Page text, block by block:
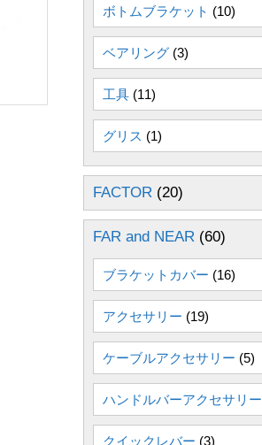
ボトムブラケット (10)
ベアリング (3)
工具 (11)
グリス (1)
FACTOR (20)
FAR and NEAR (60)
ブラケットカバー (16)
アクセサリー (19)
ケーブルアクセサリー (5)
ハンドルバーアクセサリー
クイックレバー (3)